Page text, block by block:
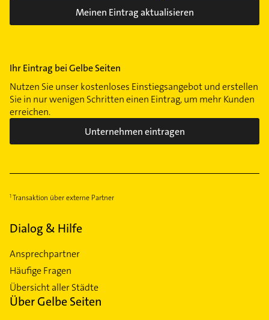
Meinen Eintrag aktualisieren
Ihr Eintrag bei Gelbe Seiten
Nutzen Sie unser kostenloses Einstiegsangebot und erstellen
Sie in nur wenigen Schritten einen Eintrag, um mehr Kunden
erreichen.
Unternehmen eintragen
Transaktion über externe Partner
Dialog & Hilfe
Ansprechpartner
Häufige Fragen
Übersicht aller Städte
Über Gelbe Seiten